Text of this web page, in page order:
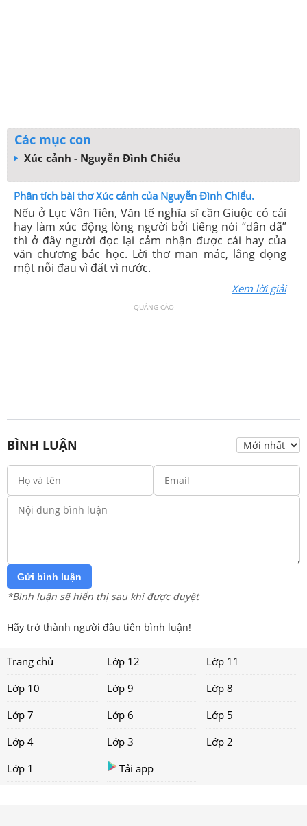
Các mục con
Xúc cảnh - Nguyễn Đình Chiểu
Phân tích bài thơ Xúc cảnh của Nguyễn Đình Chiểu.
Nếu ở Lục Vân Tiên, Văn tế nghĩa sĩ cần Giuộc có cái
hay làm xúc động lòng người bởi tiếng nói “dân dã”
thì ở đây người đọc lại cảm nhận được cái hay của
văn chương bác học. Lời thơ man mác, lắng đọng
một nỗi đau vì đất vì nước.
Xem lời giải
QUẢNG CÁO
BÌNH LUẬN
Gửi bình luận
*Bình luận sẽ hiển thị sau khi được duyệt
Hãy trở thành người đầu tiên bình luận!
Trang chủ Lớp 12
Lớp 11
Lớp 10
Lớp 9
Lớp 8
Lớp 7
Lớp 6
Lớp 5
Lớp 4
Lớp 3
Lớp 2
Lớp 1
Tải app